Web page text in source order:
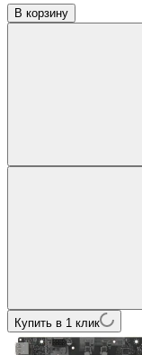
В корзину
Купить в 1 клик